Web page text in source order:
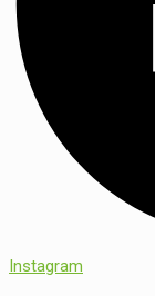
Instagram